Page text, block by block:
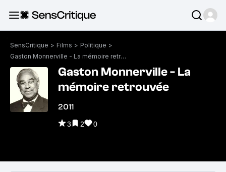
SensCritique > Films > Politique >
Gaston Monnerville - La mémoire retrouvée
Gaston Monnerville - La
mémoire retrouvée
2011
3 2 0